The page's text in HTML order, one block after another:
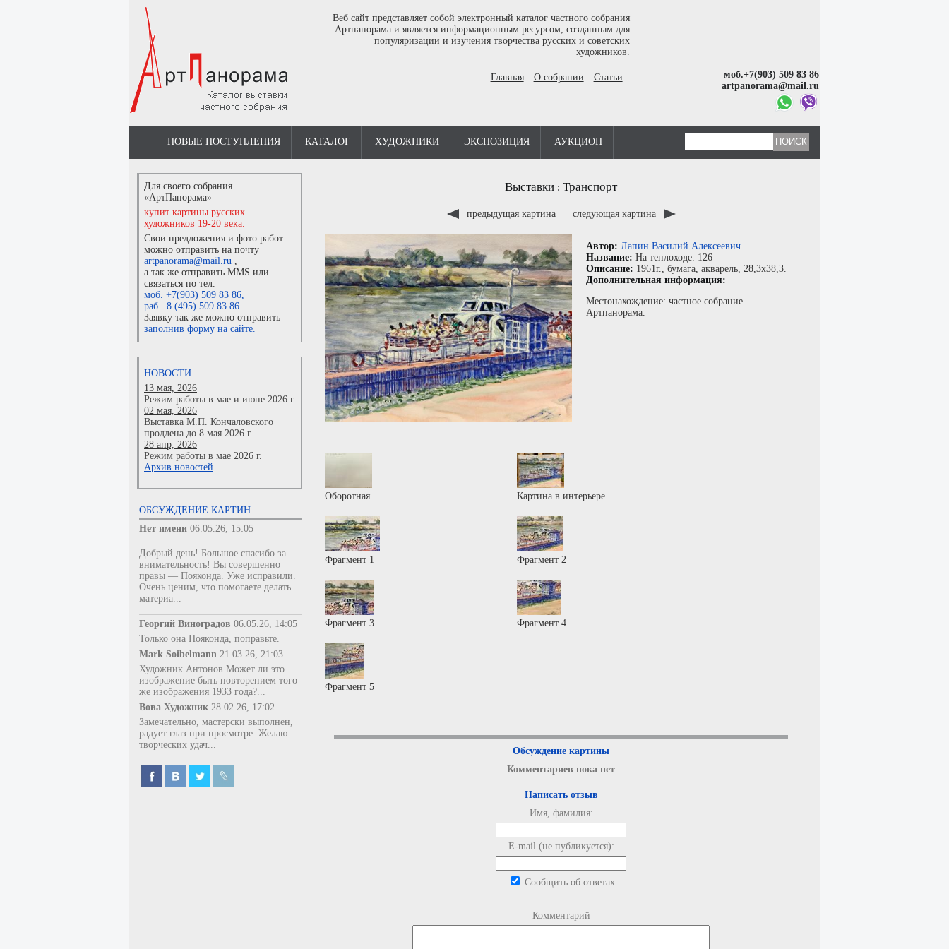
Веб сайт представляет собой электронный каталог частного собрания
Артпанорама и является информационным ресурсом, созданным для
популяризации и изучения творчества русских и советских
художников.
Главная О собрании Статьи
моб.+7(903) 509 83 86
artpanorama@mail.ru
НОВЫЕ ПОСТУПЛЕНИЯ КАТАЛОГ ХУДОЖНИКИ ЭКСПОЗИЦИЯ АУКЦИОН
Для своего собрания
«АртПанорама»
купит картины русских
художников 19-20 века.
Свои предложения и фото работ
можно отправить на почту
artpanorama@mail.ru ,
а так же отправить MMS или
связаться по тел.
моб. +7(903) 509 83 86,
раб. 8 (495) 509 83 86 .
Заявку так же можно отправить
заполнив форму на сайте.
НОВОСТИ
13 мая, 2026
Режим работы в мае и июне 2026 г.
02 мая, 2026
Выставка М.П. Кончаловского
продлена до 8 мая 2026 г.
28 апр, 2026
Режим работы в мае 2026 г.
Архив новостей
ОБСУЖДЕНИЕ КАРТИН
Нет имени 06.05.26, 15:05
Добрый день! Большое спасибо за
внимательность! Вы совершенно
правы — Пояконда. Уже исправили.
Очень ценим, что помогаете делать
материа...
Георгий Виноградов 06.05.26, 14:05
Только она Пояконда, поправьте.
Mark Soibelmann 21.03.26, 21:03
Художник Антонов Может ли это
изображение быть повторением того
же изображения 1933 года?...
Вова Художник 28.02.26, 17:02
Замечательно, мастерски выполнен,
радует глаз при просмотре. Желаю
творческих удач...
Выставки : Транспорт
предыдущая картина следующая картина
Автор: Лапин Василий Алексеевич
Название: На теплоходе. 126
Описание: 1961г., бумага, акварель, 28,3x38,3.
Дополнительная информация:
Местонахождение: частное собрание
Артпанорама.
Оборотная Картина в интерьере
Фрагмент 1 Фрагмент 2
Фрагмент 3 Фрагмент 4
Фрагмент 5
Обсуждение картины
Комментариев пока нет
Написать отзыв
Имя, фамилия:
E-mail (не публикуется):
Сообщить об ответах
Комментарий